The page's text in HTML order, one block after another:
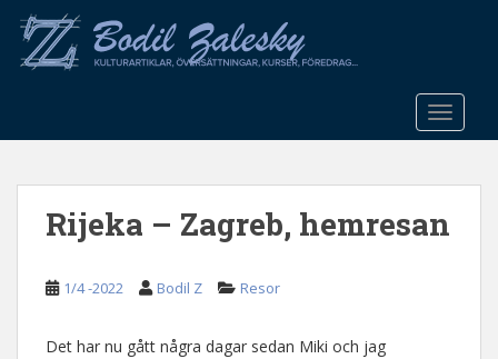
o
Rijeka – Zagreb, hemresan
1/4 -2022 Bodil Z Resor
Det har nu gått några dagar sedan Miki och jag